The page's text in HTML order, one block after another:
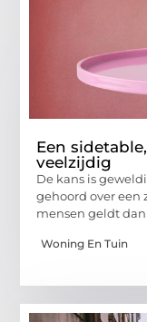
Een
veelzijdig
De kans is
gehoord over een
mensen geldt
Woning En Tuin